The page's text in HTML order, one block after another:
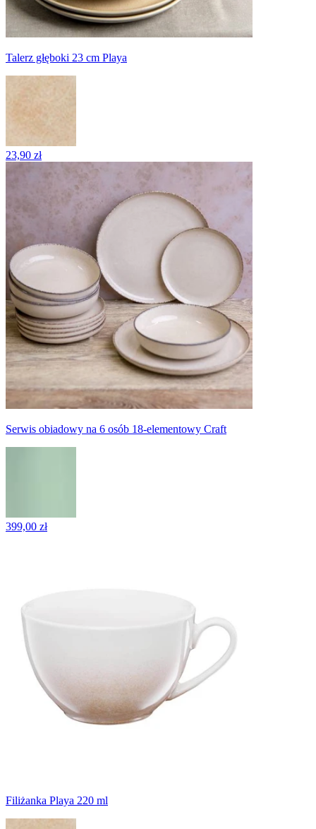
Talerz głęboki 23 cm Playa
23,90 zł
Serwis obiadowy na 6 osób 18-elementowy Craft
399,00 zł
Filiżanka Playa 220 ml